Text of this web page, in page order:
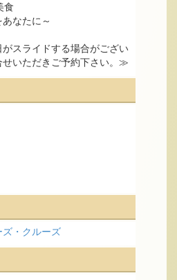
食
なたに～
スライドする場合がござい
せいただきご予約下さい。≫
・クルーズ